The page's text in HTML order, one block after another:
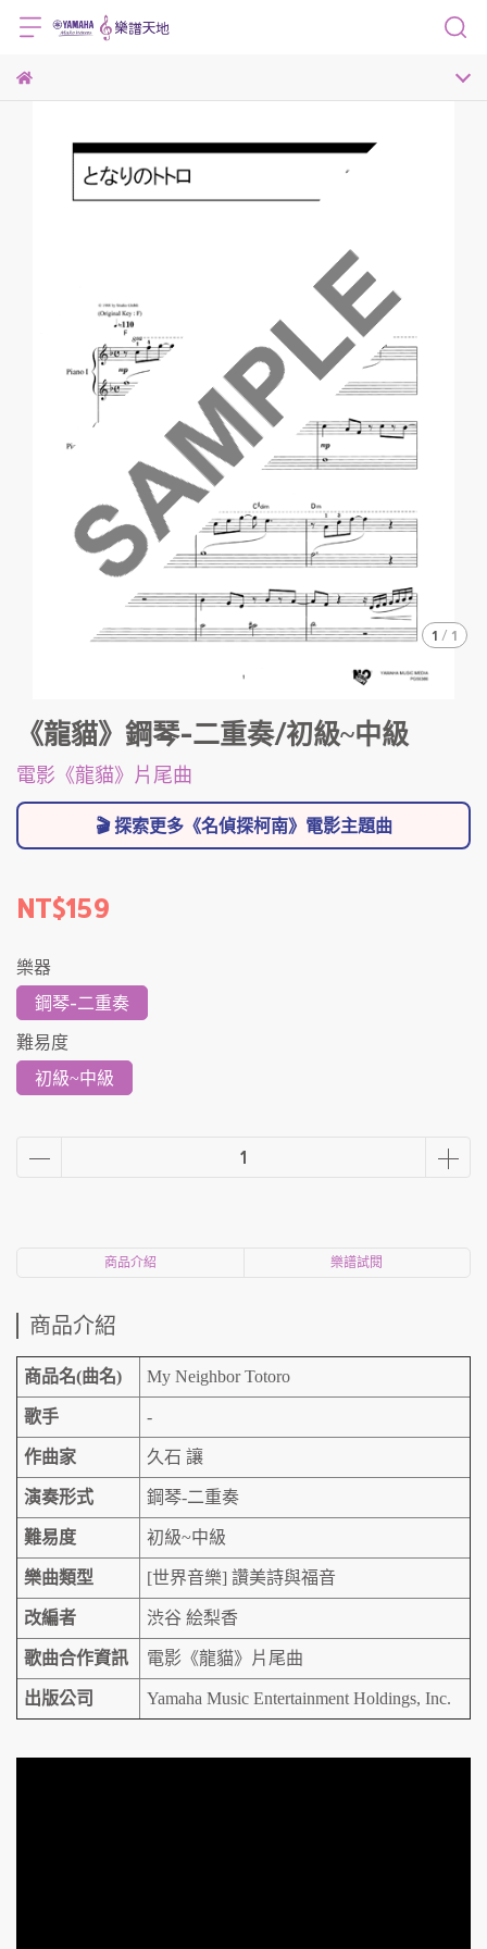
1 / 1
《龍貓》鋼琴-二重奏/初級~中級
電影《龍貓》片尾曲
🎬 探索更多《名偵探柯南》電影主題曲
NT$159
樂器
鋼琴-二重奏
難易度
初級~中級
商品介紹 樂譜試閱
商品介紹
商品名(曲名) My Neighbor Totoro
歌手 -
作曲家 久石 讓
演奏形式 鋼琴-二重奏
難易度 初級~中級
樂曲類型 [世界音樂] 讚美詩與福音
改編者 渋谷 絵梨香
歌曲合作資訊 電影《龍貓》片尾曲
出版公司 Yamaha Music Entertainment Holdings, Inc.